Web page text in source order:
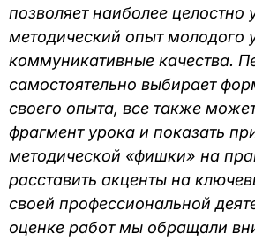
позволяет наиболее целостно
методический опыт молодого
коммуникативные качества.
самостоятельно выбирает
своего опыта, все также
фрагмент урока и показать
методической «фишки» на
расставить акценты на
своей профессиональной
оценке работ мы обращали